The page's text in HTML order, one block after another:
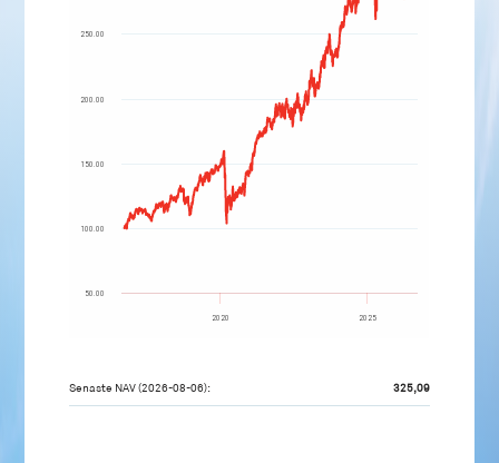
2020 2025
50.00
100.00
150.00
200.00
250.00
Senaste NAV (2026-08-06): 325,09